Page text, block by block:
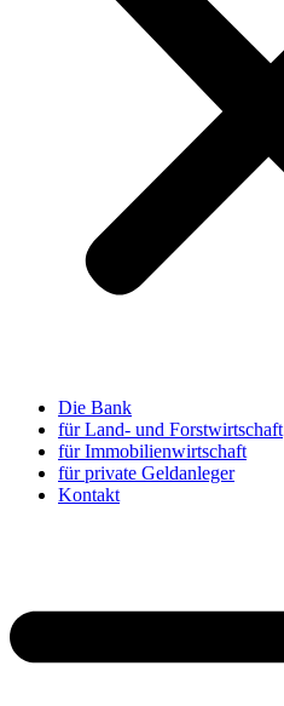
Die Bank
für Land- und Forstwirtschaft
für Immobilienwirtschaft
für private Geldanleger
Kontakt